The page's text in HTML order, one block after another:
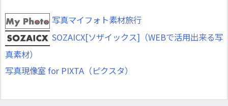
写真マイフォト素材旅行
SOZAICX[ソザイックス]（WEBで活用出来る写
真素材）
写真現像室 for PIXTA（ピクスタ）